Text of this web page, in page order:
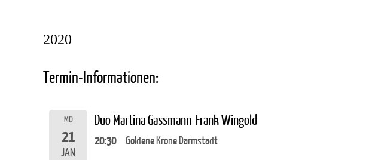
2020
Termin-Informationen:
MO
21
JAN
Duo Martina Gassmann-Frank Wingold
20:30 Goldene Krone Darmstadt